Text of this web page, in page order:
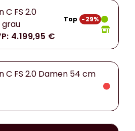
C FS 2.0
4.199,95 €
Top -29%
C FS 2.0 Damen 54 cm